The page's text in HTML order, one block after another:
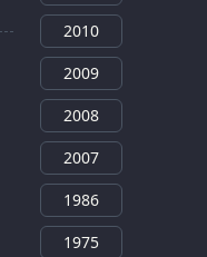
2010
2009
2008
2007
1986
1975